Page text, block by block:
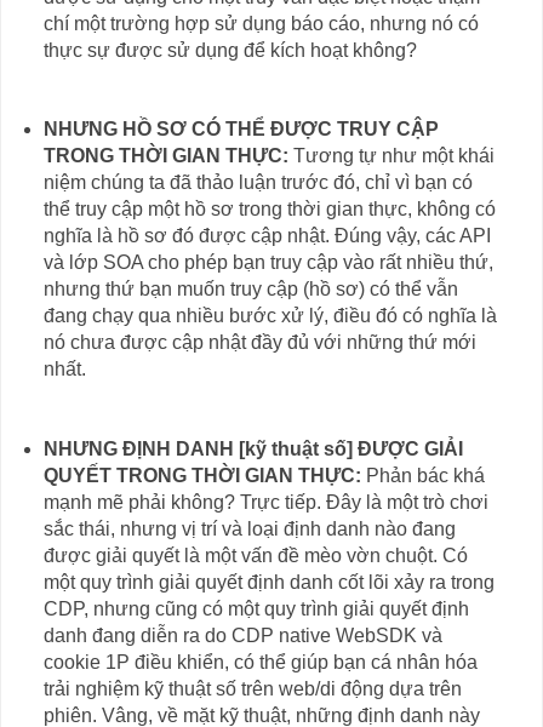
chí một trường hợp sử dụng báo cáo, nhưng nó có
thực sự được sử dụng để kích hoạt không?
NHƯNG HỒ SƠ CÓ THỂ ĐƯỢC TRUY CẬP
TRONG THỜI GIAN THỰC: Tương tự như một khái
niệm chúng ta đã thảo luận trước đó, chỉ vì bạn có
thể truy cập một hồ sơ trong thời gian thực, không có
nghĩa là hồ sơ đó được cập nhật. Đúng vậy, các API
và lớp SOA cho phép bạn truy cập vào rất nhiều thứ,
nhưng thứ bạn muốn truy cập (hồ sơ) có thể vẫn
đang chạy qua nhiều bước xử lý, điều đó có nghĩa là
nó chưa được cập nhật đầy đủ với những thứ mới
nhất.
NHƯNG ĐỊNH DANH [kỹ thuật số] ĐƯỢC GIẢI
QUYẾT TRONG THỜI GIAN THỰC: Phản bác khá
mạnh mẽ phải không? Trực tiếp. Đây là một trò chơi
sắc thái, nhưng vị trí và loại định danh nào đang
được giải quyết là một vấn đề mèo vờn chuột. Có
một quy trình giải quyết định danh cốt lõi xảy ra trong
CDP, nhưng cũng có một quy trình giải quyết định
danh đang diễn ra do CDP native WebSDK và
cookie 1P điều khiển, có thể giúp bạn cá nhân hóa
trải nghiệm kỹ thuật số trên web/di động dựa trên
phiên. Vâng, về mặt kỹ thuật, những định danh này